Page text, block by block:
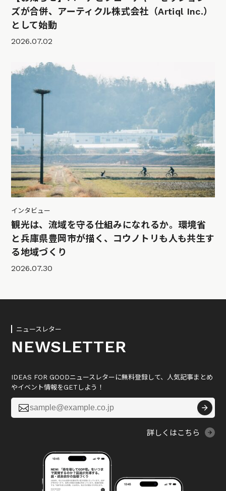
ズが合併、アーティクル株式会社（Artiql Inc.）
として始動
2026.07.02
インタビュー
観光は、流域を守る仕組みになれるか。環境省
と兵庫県豊岡市が描く、コウノトリも人も共生す
る地域づくり
2026.07.30
ニュースレター
NEWSLETTER
IDEAS FOR GOODニュースレターに無料登録して、人気記事まとめ
やイベント情報をGETしよう！

詳しくはこちら